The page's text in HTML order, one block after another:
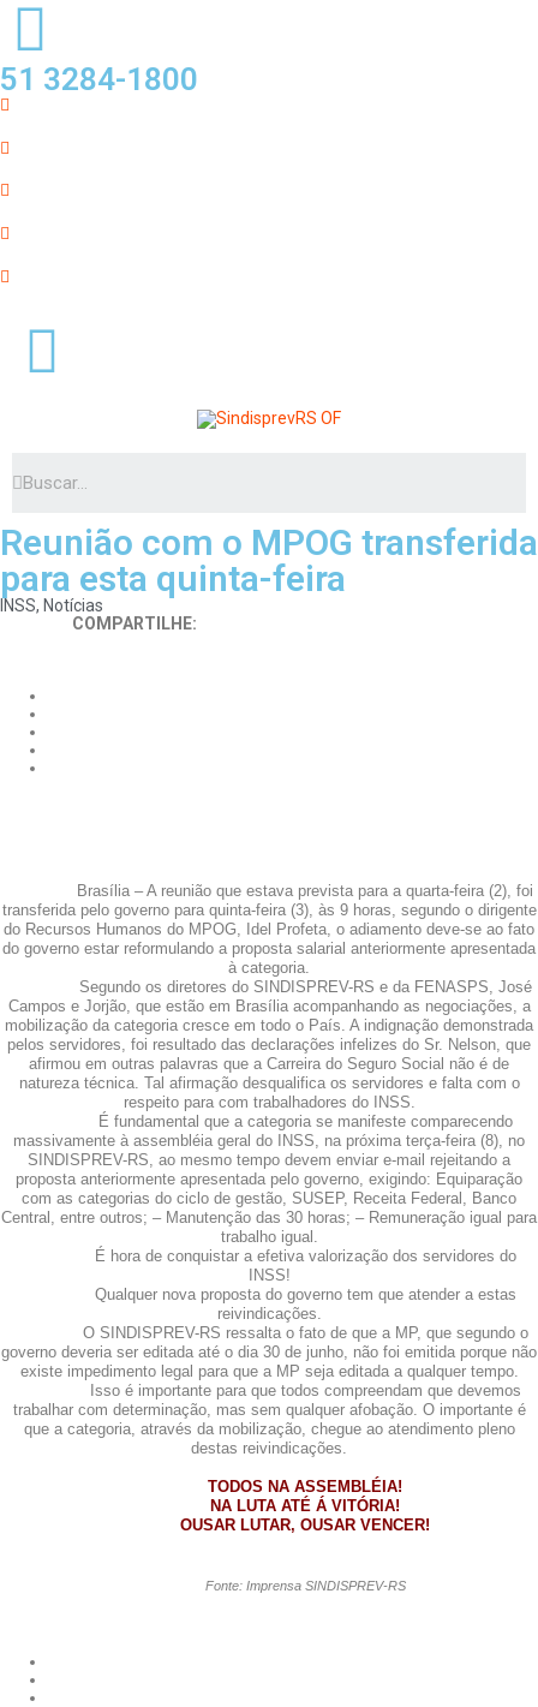
51 3284-1800
Reunião com o MPOG transferida
para esta quinta-feira
INSS, Notícias
COMPARTILHE:
Brasília – A reunião que estava prevista para a quarta-feira (2), foi
transferida pelo governo para quinta-feira (3), às 9 horas, segundo o dirigente
do Recursos Humanos do MPOG, Idel Profeta, o adiamento deve-se ao fato
do governo estar reformulando a proposta salarial anteriormente apresentada
à categoria.
Segundo os diretores do SINDISPREV-RS e da FENASPS, José
Campos e Jorjão, que estão em Brasília acompanhando as negociações, a
mobilização da categoria cresce em todo o País. A indignação demonstrada
pelos servidores, foi resultado das declarações infelizes do Sr. Nelson, que
afirmou em outras palavras que a Carreira do Seguro Social não é de
natureza técnica. Tal afirmação desqualifica os servidores e falta com o
respeito para com trabalhadores do INSS.
É fundamental que a categoria se manifeste comparecendo
massivamente à assembléia geral do INSS, na próxima terça-feira (8), no
SINDISPREV-RS, ao mesmo tempo devem enviar e-mail rejeitando a
proposta anteriormente apresentada pelo governo, exigindo: Equiparação
com as categorias do ciclo de gestão, SUSEP, Receita Federal, Banco
Central, entre outros; – Manutenção das 30 horas; – Remuneração igual para
trabalho igual.
É hora de conquistar a efetiva valorização dos servidores do
INSS!
Qualquer nova proposta do governo tem que atender a estas
reivindicações.
O SINDISPREV-RS ressalta o fato de que a MP, que segundo o
governo deveria ser editada até o dia 30 de junho, não foi emitida porque não
existe impedimento legal para que a MP seja editada a qualquer tempo.
Isso é importante para que todos compreendam que devemos
trabalhar com determinação, mas sem qualquer afobação. O importante é
que a categoria, através da mobilização, chegue ao atendimento pleno
destas reivindicações.
TODOS NA ASSEMBLÉIA!
NA LUTA ATÉ Á VITÓRIA!
OUSAR LUTAR, OUSAR VENCER!
Fonte: Imprensa SINDISPREV-RS